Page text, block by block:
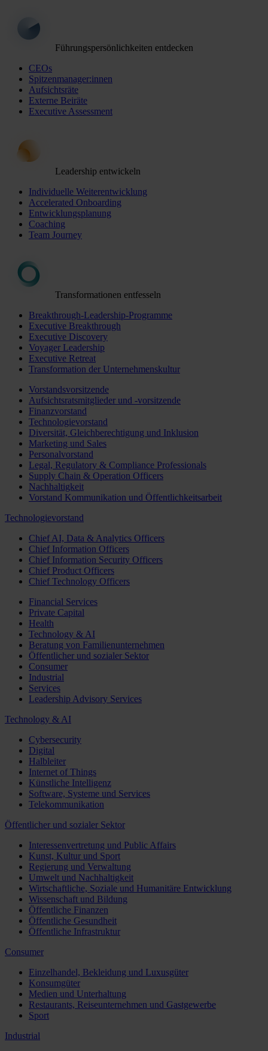
Führungspersönlichkeiten entdecken
CEOs
Spitzenmanager:innen
Aufsichtsräte
Externe Beiräte
Executive Assessment
Leadership entwickeln
Individuelle Weiterentwicklung
Accelerated Onboarding
Entwicklungsplanung
Coaching
Team Journey
Transformationen entfesseln
Breakthrough-Leadership-Programme
Executive Breakthrough
Executive Discovery
Voyager Leadership
Executive Retreat
Transformation der Unternehmenskultur
Vorstandsvorsitzende
Aufsichtsratsmitglieder und -vorsitzende
Finanzvorstand
Technologievorstand
Diversität, Gleichberechtigung und Inklusion
Marketing und Sales
Personalvorstand
Legal, Regulatory & Compliance Professionals
Supply Chain & Operation Officers
Nachhaltigkeit
Vorstand Kommunikation und Öffentlichkeitsarbeit
Technologievorstand
Chief AI, Data & Analytics Officers
Chief Information Officers
Chief Information Security Officers
Chief Product Officers
Chief Technology Officers
Financial Services
Private Capital
Health
Technology & AI
Beratung von Familienunternehmen
Öffentlicher und sozialer Sektor
Consumer
Industrial
Services
Leadership Advisory Services
Technology & AI
Cybersecurity
Digital
Halbleiter
Internet of Things
Künstliche Intelligenz
Software, Systeme und Services
Telekommunikation
Öffentlicher und sozialer Sektor
Interessenvertretung und Public Affairs
Kunst, Kultur und Sport
Regierung und Verwaltung
Umwelt und Nachhaltigkeit
Wirtschaftliche, Soziale und Humanitäre Entwicklung
Wissenschaft und Bildung
Öffentliche Finanzen
Öffentliche Gesundheit
Öffentliche Infrastruktur
Consumer
Einzelhandel, Bekleidung und Luxusgüter
Konsumgüter
Medien und Unterhaltung
Restaurants, Reiseunternehmen und Gastgewerbe
Sport
Industrial